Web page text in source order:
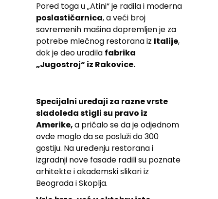
Pored toga u „Atini“ je radila i moderna
poslastičarnica, a veći broj
savremenih mašina dopremljen je za
potrebe mlečnog restorana iz Italije,
dok je deo uradila fabrika
„Jugostroj“ iz Rakovice.
Specijalni uređaji za razne vrste
sladoleda stigli su pravo iz
Amerike,a pričalo se da je odjednom
ovde moglo da se posluži do 300
gostiju. Na uređenju restorana i
izgradnji nove fasade radili su poznate
arhitekte i akademski slikari iz
Beograda i Skoplja.